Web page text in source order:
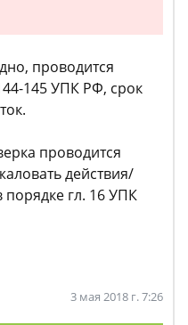
проводится
145 УПК РФ, срок
проводится
действия/
порядке гл. 16 УПК
3 мая 2018 г. 7:26